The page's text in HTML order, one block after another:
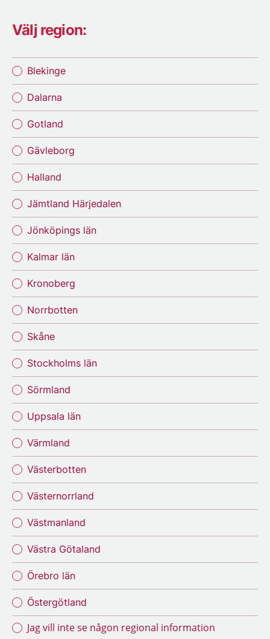
Välj region:
Blekinge
Dalarna
Gotland
Gävleborg
Halland
Jämtland Härjedalen
Jönköpings län
Kalmar län
Kronoberg
Norrbotten
Skåne
Stockholms län
Sörmland
Uppsala län
Värmland
Västerbotten
Västernorrland
Västmanland
Västra Götaland
Örebro län
Östergötland
Jag vill inte se någon regional information